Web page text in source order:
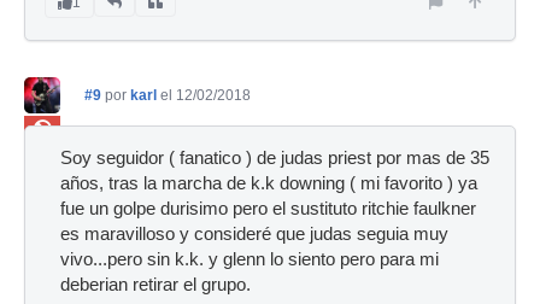
#9 por karl el 12/02/2018
Soy seguidor ( fanatico ) de judas priest por mas de 35
años, tras la marcha de k.k downing ( mi favorito ) ya
fue un golpe durisimo pero el sustituto ritchie faulkner
es maravilloso y consideré que judas seguia muy
vivo...pero sin k.k. y glenn lo siento pero para mi
deberian retirar el grupo.